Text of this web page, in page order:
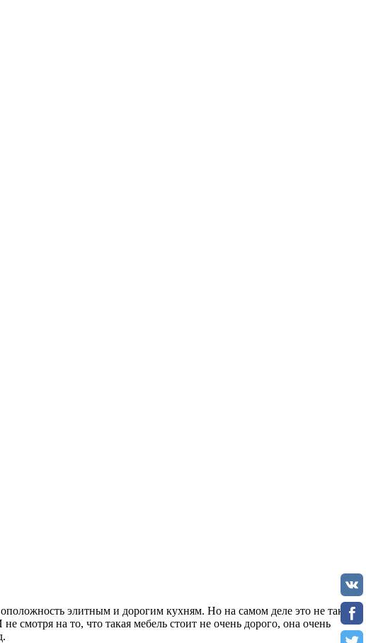
элитным и дорогим кухням. Но на самом деле это не так.
смотря на то, что такая мебель стоит не очень дорого, она очень